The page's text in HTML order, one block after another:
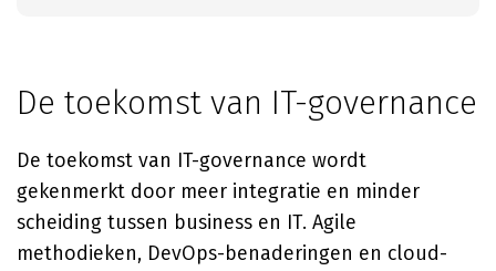
De toekomst van IT-governance
De toekomst van IT-governance wordt
gekenmerkt door meer integratie en minder
scheiding tussen business en IT. Agile
methodieken, DevOps-benaderingen en cloud-